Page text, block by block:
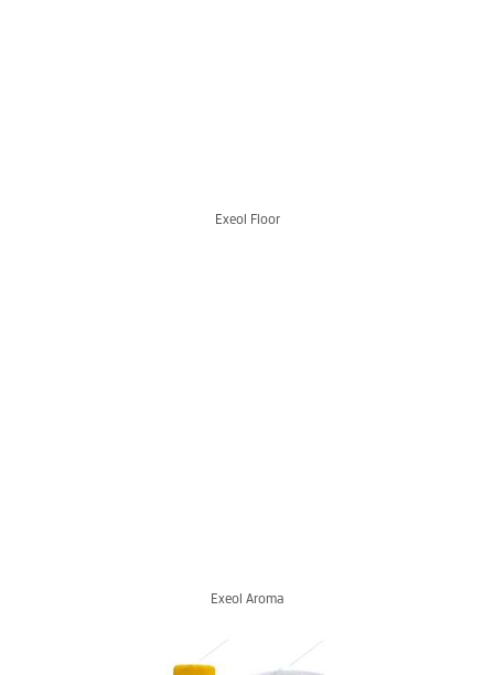
Exeol Floor
Exeol Aroma